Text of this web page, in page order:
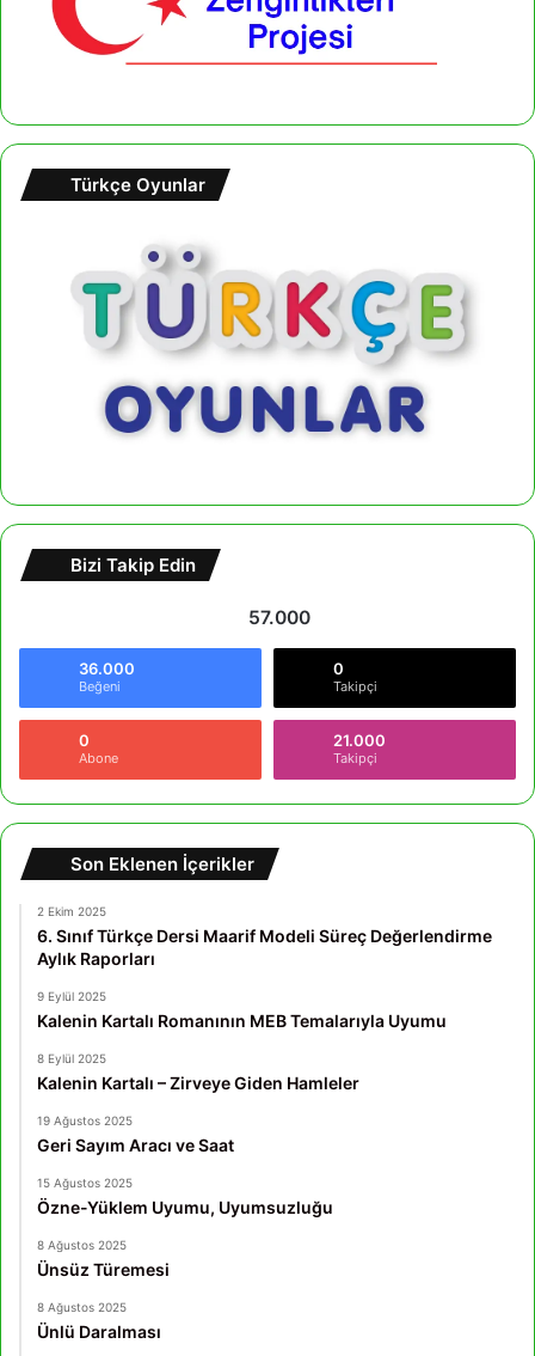
Türkçe Oyunlar
Bizi Takip Edin
57.000
36.000
Beğeni
0
Takipçi
0
Abone
21.000
Takipçi
Son Eklenen İçerikler
2 Ekim 2025
6. Sınıf Türkçe Dersi Maarif Modeli Süreç Değerlendirme
Aylık Raporları
9 Eylül 2025
Kalenin Kartalı Romanının MEB Temalarıyla Uyumu
8 Eylül 2025
Kalenin Kartalı – Zirveye Giden Hamleler
19 Ağustos 2025
Geri Sayım Aracı ve Saat
15 Ağustos 2025
Özne-Yüklem Uyumu, Uyumsuzluğu
8 Ağustos 2025
Ünsüz Türemesi
8 Ağustos 2025
Ünlü Daralması